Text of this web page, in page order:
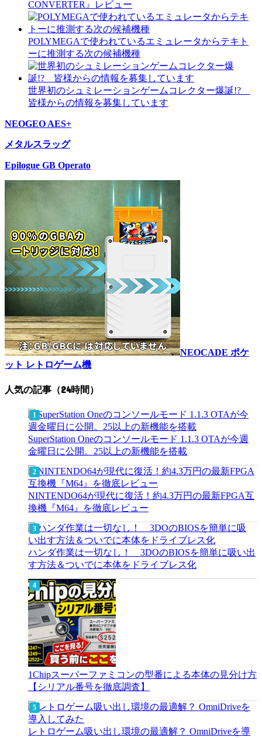
CONVERTER』レビュー
POLYMEGAで使われているエミュレータからテキト
ーに推測する次の候補機種
世界初のシュミレーションゲームコレクター爆誕!?
皆様からの情報を募集しています
NEOGEO AES+
メタルスラッグ
Epilogue GB Operato
NEOCADE ポケ
ット レトロゲーム機
人気の記事（24時間）
SuperStation Oneのコンソールモード 1.1.3 OTAが今週
金曜日に公開。25以上の新機能を搭載
NINTENDO64が現代に復活！約4.3万円の最新FPGA互
換機『M64』を徹底レビュー
ハンダ作業は一切なし！ 3DOのBIOSを簡単に吸い出
す方法＆ついでに本体をドライブレス化
1Chipスーパーファミコンの型番による本体の見分け方
【シリアル番号を徹底調査】
レトロゲーム吸い出し環境の最適解？ OmniDriveを導